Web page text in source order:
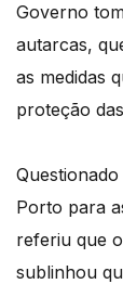
Governo
autarcas,
as medidas
proteção
Porto para
referiu que
sublinhou